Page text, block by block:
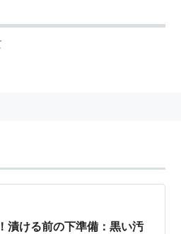
漬ける前の下準備：黒い汚